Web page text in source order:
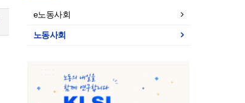
e노동사회
노동사회